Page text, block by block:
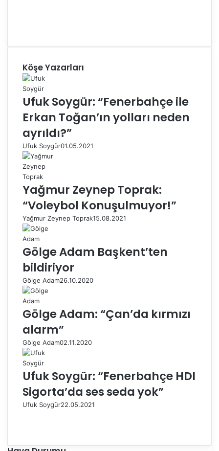
Köşe Yazarları
Ufuk Soygür: “Fenerbahçe ile
Erkan Toğan’ın yolları neden
ayrıldı?”
Ufuk Soygür01.05.2021
Yağmur Zeynep Toprak:
“Voleybol Konuşulmuyor!”
Yağmur Zeynep Toprak15.08.2021
Gölge Adam Başkent’ten
bildiriyor
Gölge Adam26.10.2020
Gölge Adam: “Çan’da kırmızı
alarm”
Gölge Adam02.11.2020
Ufuk Soygür: “Fenerbahçe HDI
Sigorta’da ses seda yok”
Ufuk Soygür22.05.2021
e
n